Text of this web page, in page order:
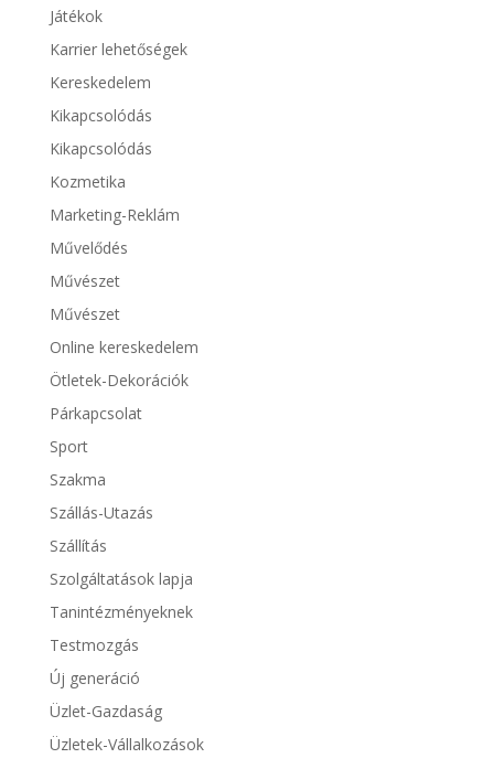
Játékok
Karrier lehetőségek
Kereskedelem
Kikapcsolódás
Kikapcsolódás
Kozmetika
Marketing-Reklám
Művelődés
Művészet
Művészet
Online kereskedelem
Ötletek-Dekorációk
Párkapcsolat
Sport
Szakma
Szállás-Utazás
Szállítás
Szolgáltatások lapja
Tanintézményeknek
Testmozgás
Új generáció
Üzlet-Gazdaság
Üzletek-Vállalkozások